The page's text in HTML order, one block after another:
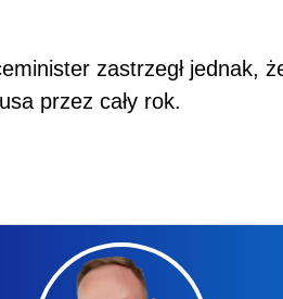
zastrzegł jednak,
przez cały rok.